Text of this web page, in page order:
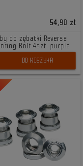
54,90 zł
do zębatki Reverse
Bolt 4szt. purple
DO KOSZYKA